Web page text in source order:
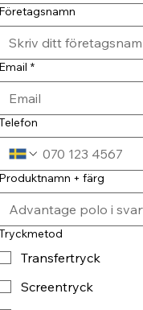
*
+ färg
Transfertryck
Screentryck